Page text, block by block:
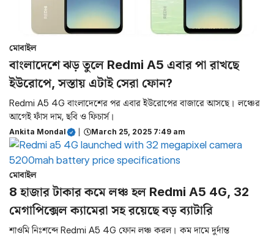
মোবাইল
বাংলাদেশে ঝড় তুলে Redmi A5 এবার পা রাখছে
ইউরোপে, সস্তায় এটাই সেরা ফোন?
Redmi A5 4G বাংলাদেশের পর এবার ইউরোপের বাজারে আসছে। লঞ্চের
আগেই ফাঁস দাম, ছবি ও ফিচার্স।
Ankita Mondal March 25, 2025 7:49 am
মোবাইল
8 হাজার টাকার কমে লঞ্চ হল Redmi A5 4G, 32
মেগাপিক্সেল ক্যামেরা সহ রয়েছে বড় ব্যাটারি
শাওমি নিঃশব্দে Redmi A5 4G ফোন লঞ্চ করল। কম দামে দুর্দান্ত